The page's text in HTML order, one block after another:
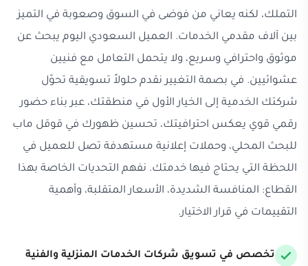
التملك، لكنه يعاني من فوضى في السوق وصعوبة في التميز
بين آلاف مقدمي الخدمات. العميل السعودي اليوم يبحث عن
موثوق واحترافي وسريع، ولا يتحمل التعامل مع فنيين
عشوائيين. في بصمة التغيير نقدم حلولاً تسويقية تحوّل
شركتك الخدمية إلى الخيار الأول في منطقتك، عبر بناء حضور
رقمي قوي يعكس احترافيتك، تحسين ظهورك في قوقل ماب
للبحث المحلي، وحملات إعلانية مستهدفة تصل للعميل في
اللحظة التي يحتاج فيها خدمتك. نفهم التحديات الخاصة بهذا
القطاع: المنافسة الشديدة، الأسعار المتقلبة، وأهمية
التقييمات في قرار الاختيار.
تخصص في تسويق شركات الخدمات المنزلية والفنية